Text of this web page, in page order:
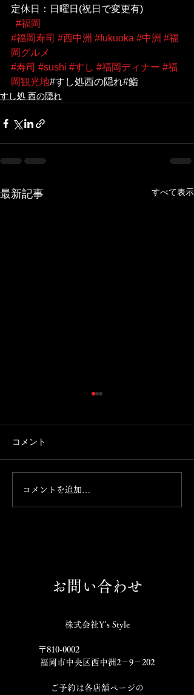
定休日：日曜日(祝日で変更有)
#福岡
#福岡寿司 #西中洲 #fukuoka #中洲 #福
岡グルメ
#寿司 #sushi #すし #福岡ディナー #福
岡観光地#すし処西の隠れ#鮨
すし処 西の隠れ
最新記事 すべて表示
携帯を新しく買い替えたとこ
ろ、 Instagramが消えまし
ントで発信して参ります。
コメント
コメントを追加…
お問い合わせ
株式会社Y's Style
〒810-0002
福岡市中央区西中洲2－9－202
​ご予約は各店舗ページの